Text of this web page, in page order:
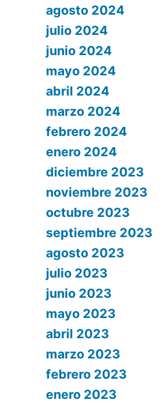
agosto 2024
julio 2024
junio 2024
mayo 2024
abril 2024
marzo 2024
febrero 2024
enero 2024
diciembre 2023
noviembre 2023
octubre 2023
septiembre 2023
agosto 2023
julio 2023
junio 2023
mayo 2023
abril 2023
marzo 2023
febrero 2023
enero 2023